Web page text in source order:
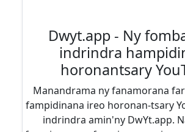
Dwyt.app - Ny
indrindra
horonantsary
Manandrama ny fanamorana
fampidinana ireo horonan-tsary
indrindra amin'ny DwYt.app.